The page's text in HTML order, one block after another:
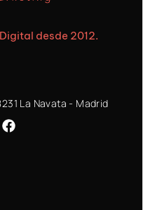
desde 2012.
La Navata - Madrid